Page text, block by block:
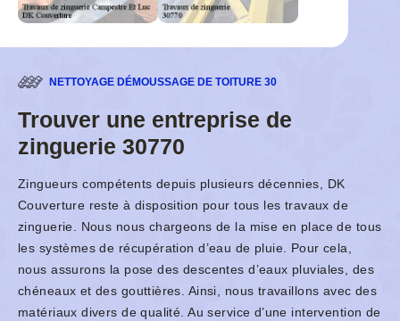
NETTOYAGE DÉMOUSSAGE DE TOITURE 30
Trouver une entreprise de
zinguerie 30770
Zingueurs compétents depuis plusieurs décennies, DK
Couverture reste à disposition pour tous les travaux de
zinguerie. Nous nous chargeons de la mise en place de tous
les systèmes de récupération d’eau de pluie. Pour cela,
nous assurons la pose des descentes d’eaux pluviales, des
chéneaux et des gouttières. Ainsi, nous travaillons avec des
matériaux divers de qualité. Au service d’une intervention de